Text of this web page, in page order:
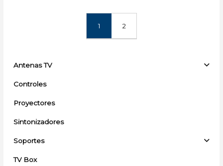
Antenas TV
Controles
Proyectores
Sintonizadores
Soportes
TV Box
1 2